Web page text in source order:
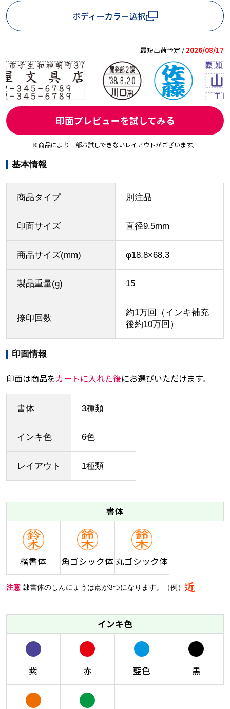
ボディーカラー選択
最短出荷予定 / 2026/08/17
印面プレビューを試してみる
※商品により一部お試しできないレイアウトがございます。
基本情報
商品タイプ 別注品
印面サイズ 直径9.5mm
商品サイズ(mm) φ18.8×68.3
製品重量(g) 15
捺印回数
約1万回（インキ補充
後約10万回）
印面情報
印面は商品をカートに入れた後にお選びいただけます。
書体 3種類
インキ色 6色
レイアウト 1種類
書体
楷書体 角ゴシック体 丸ゴシック体
注意隷書体のしんにょうは点が3つになります。（例）
インキ色
紫 赤 藍色 黒